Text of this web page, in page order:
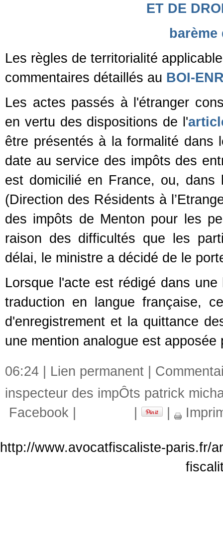
ET DE
Les règles de territorialité
commentaires détaillés au BOI-
Les actes passés à l'étranger
en vertu des dispositions de l'
être présentés à la formalité dans
date au service des impôts des
est domicilié en France, ou,
(Direction des Résidents à
des impôts de Menton pour les
raison des difficultés que les
délai, le ministre a décidé de le
Lorsque l'acte est rédigé dans
traduction en langue française,
d'enregistrement et la quittance
une mention analogue est
06:24 | Lien permanent
inspecteur des impÔts patrick
Facebook
http://www.avocatfiscaliste-paris.fr/